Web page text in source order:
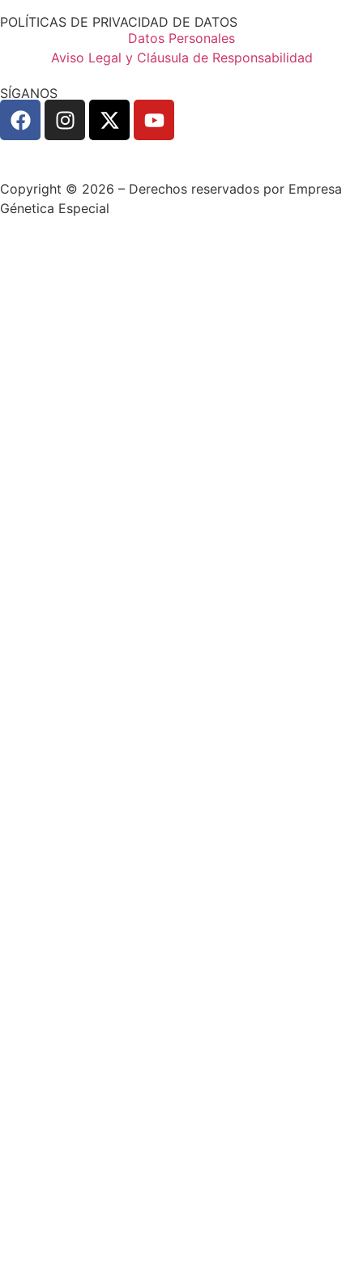
POLÍTICAS DE PRIVACIDAD DE DATOS
Datos Personales
Aviso Legal y Cláusula de Responsabilidad
SÍGANOS
Copyright © 2026 – Derechos reservados por Empresa
Génetica Especial